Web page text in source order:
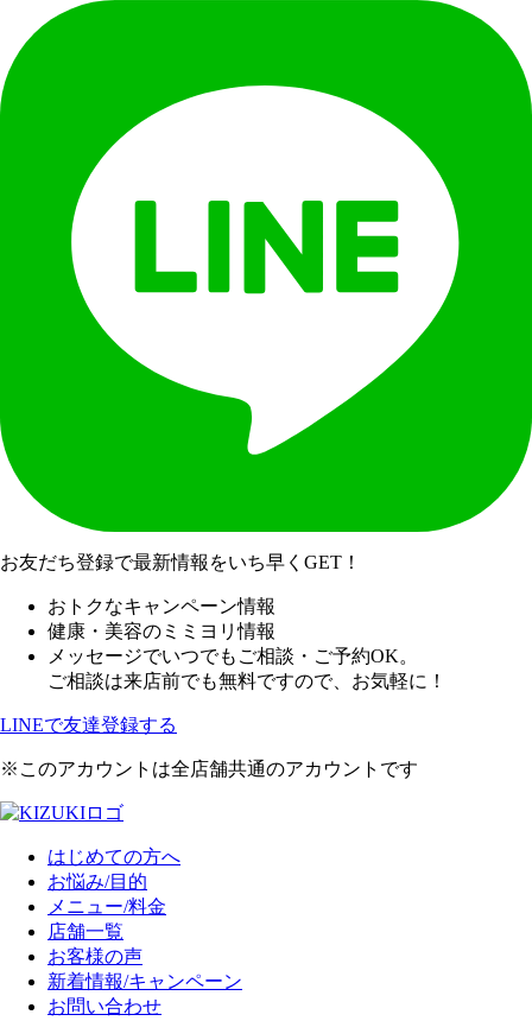
お友だち登録で最新情報をいち早くGET！
おトクなキャンペーン情報
健康・美容のミミヨリ情報
メッセージでいつでもご相談・ご予約OK。
ご相談は来店前でも無料ですので、お気軽に！
LINEで友達登録する
※このアカウントは全店舗共通のアカウントです
はじめての方へ
お悩み/目的
メニュー/料金
店舗一覧
お客様の声
新着情報/キャンペーン
お問い合わせ